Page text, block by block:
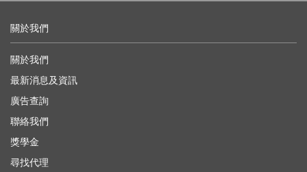
關於我們
關於我們
最新消息及資訊
廣告查詢
聯絡我們
獎學金
尋找代理